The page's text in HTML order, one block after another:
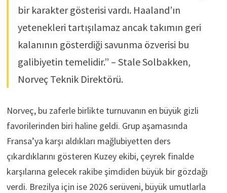
bir karakter gösterisi vardı. Haaland’ın
yetenekleri tartışılamaz ancak takımın geri
kalanının gösterdiği savunma özverisi bu
galibiyetin temelidir.” – Stale Solbakken,
Norveç Teknik Direktörü.
Norveç, bu zaferle birlikte turnuvanın en büyük gizli
favorilerinden biri haline geldi. Grup aşamasında
Fransa’ya karşı aldıkları mağlubiyetten ders
çıkardıklarını gösteren Kuzey ekibi, çeyrek finalde
karşılarına gelecek rakibe şimdiden büyük bir gözdağı
verdi. Brezilya için ise 2026 serüveni, büyük umutlarla